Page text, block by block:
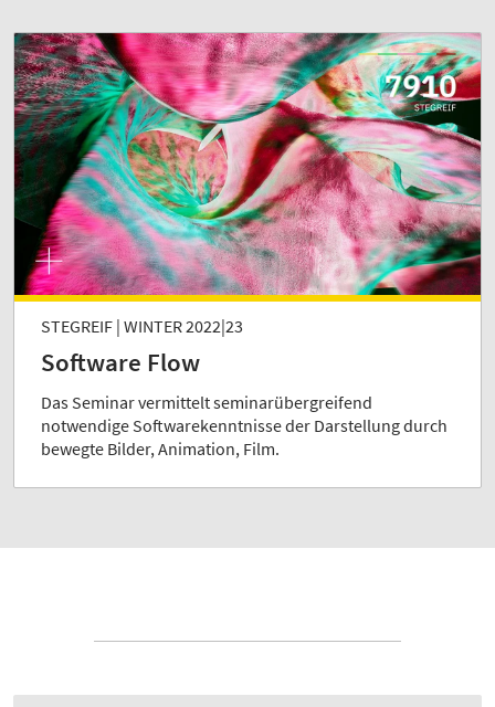
STEGREIF | WINTER 2022|23
Software Flow
Das Seminar vermittelt seminarübergreifend
notwendige Softwarekenntnisse der Darstellung durch
bewegte Bilder, Animation, Film.